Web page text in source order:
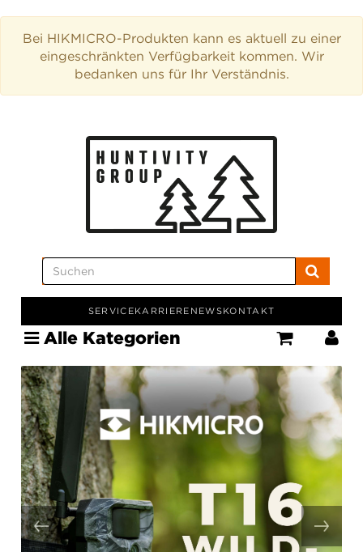
Bei HIKMICRO-Produkten kann es aktuell zu einer
eingeschränkten Verfügbarkeit kommen. Wir
bedanken uns für Ihr Verständnis.
SERVICEKARRIERE NEWSKONTAKT
Alle Kategorien